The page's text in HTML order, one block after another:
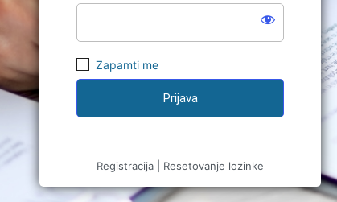
Zapamti me
Registracija Resetovanje lozinke